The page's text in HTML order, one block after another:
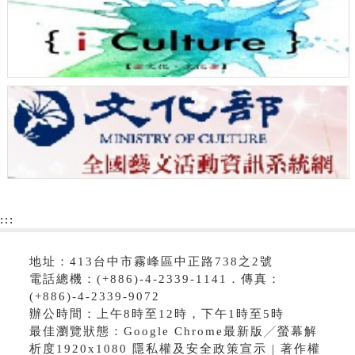
:::
地址：413台中市霧峰區中正路738之2號
電話總機：(+886)-4-2339-1141．傳真：
(+886)-4-2339-9072
辦公時間：上午8時至12時，下午1時至5時
最佳瀏覽狀態：Google Chrome最新版╱螢幕解
析度1920x1080 隱私權及安全政策宣示 | 著作權